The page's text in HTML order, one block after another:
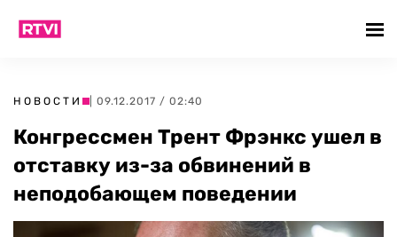
НОВОСТИ | 09.12.2017 / 02:40
Конгрессмен Трент Фрэнкс ушел в
отставку из-за обвинений в
неподобающем поведении